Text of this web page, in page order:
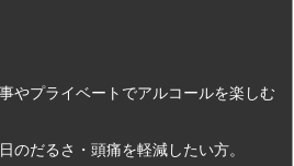
事やプライベートでアルコールを楽しむ
日のだるさ・頭痛を軽減したい方。